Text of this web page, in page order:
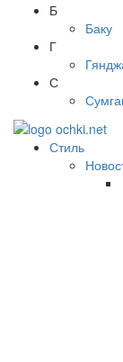
Б
Баку
Г
С
Стиль